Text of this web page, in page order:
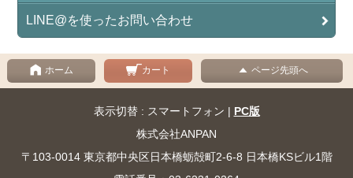
LINE@を使ったお問い合わせ
ホーム カート ページ先頭へ
表示切替 : スマートフォン | PC版
株式会社ANPAN
〒103-0014 東京都中央区日本橋蛎殻町2-6-8 日本橋KSビル1階